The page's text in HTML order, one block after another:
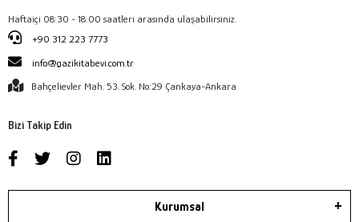
Haftaiçi 08:30 - 18:00 saatleri arasında ulaşabilirsiniz.
+90 312 223 7773
info@gazikitabevi.com.tr
Bahçelievler Mah. 53. Sok. No:29 Çankaya-Ankara
Bizi Takip Edin
Kurumsal